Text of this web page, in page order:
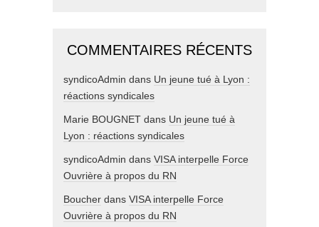
COMMENTAIRES RÉCENTS
syndicoAdmin dans Un jeune tué à Lyon :
réactions syndicales
Marie BOUGNET dans Un jeune tué à
Lyon : réactions syndicales
syndicoAdmin dans VISA interpelle Force
Ouvrière à propos du RN
Boucher dans VISA interpelle Force
Ouvrière à propos du RN